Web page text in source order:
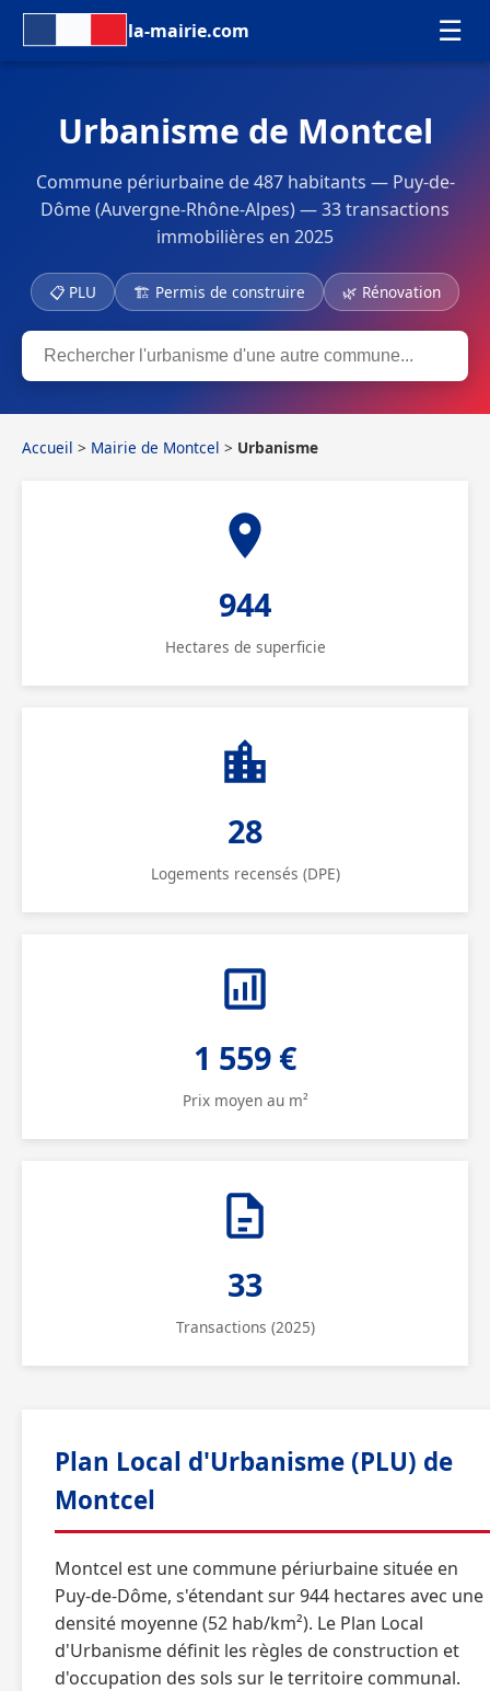
la-mairie.com ☰
Urbanisme de Montcel
Commune périurbaine de 487 habitants — Puy-de-
Dôme (Auvergne-Rhône-Alpes) — 33 transactions
immobilières en 2025
📋 PLU 🏗 Permis de construire 🌿 Rénovation
Accueil > Mairie de Montcel > Urbanisme
944
Hectares de superficie
28
Logements recensés (DPE)
1 559 €
Prix moyen au m²
33
Transactions (2025)
Plan Local d'Urbanisme (PLU) de
Montcel
Montcel est une commune périurbaine située en
Puy-de-Dôme, s'étendant sur 944 hectares avec une
densité moyenne (52 hab/km²). Le Plan Local
d'Urbanisme définit les règles de construction et
d'occupation des sols sur le territoire communal.